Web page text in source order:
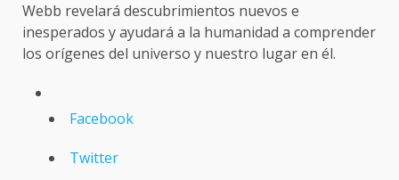
Webb revelará descubrimientos nuevos e
inesperados y ayudará a la humanidad a comprender
los orígenes del universo y nuestro lugar en él.
Facebook
Twitter